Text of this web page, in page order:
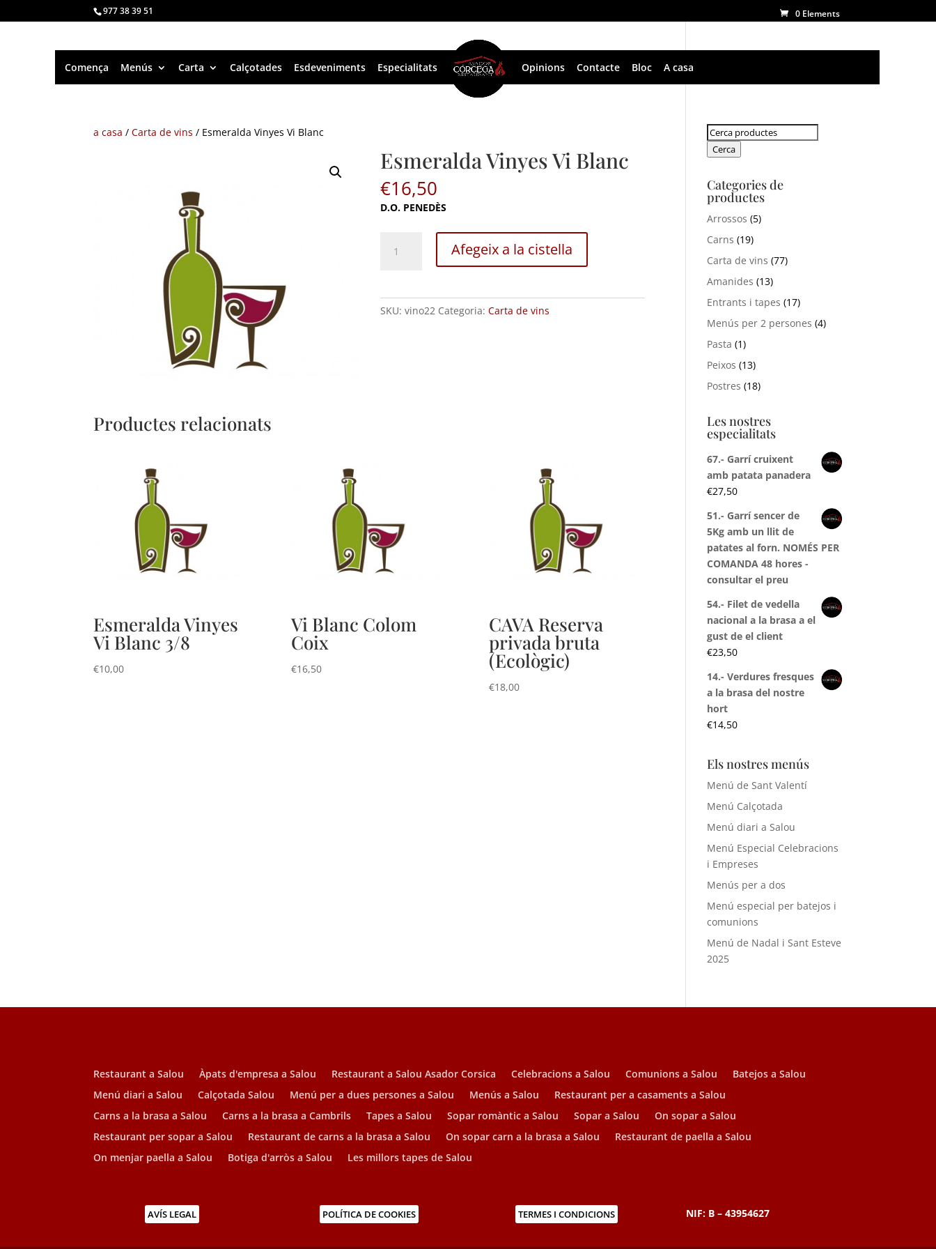
977 38 39 51 0 Elements
Comença Menús Carta Calçotades Esdeveniments Especialitats Opinions Contacte Bloc A casa
a casa /Carta de vins / Esmeralda Vinyes Vi Blanc
Esmeralda Vinyes Vi Blanc
€16,50
D.O. PENEDÈS
Vinyes
quantitat
Afegeix a la cistella
SKU:vino22 Categoria:Carta de vins
Productes relacionats
Esmeralda Vinyes
Vi Blanc 3/8
€10,00
Vi Blanc Colom
Coix
€16,50
CAVA Reserva
privada bruta
(Ecològic)
€18,00
Cerca:
Cerca
Categories de
productes
Arrossos (5)
Carns (19)
Carta de vins (77)
Amanides (13)
Entrants i tapes (17)
Menús per 2 persones (4)
Pasta (1)
Peixos (13)
Postres (18)
Les nostres
especialitats
67.- Garrí cruixent
amb patata panadera
€27,50
51.- Garrí sencer de
5Kg amb un llit de
patates al forn. NOMÉS PER
COMANDA 48 hores -
consultar el preu
54.- Filet de vedella
nacional a la brasa a el
gust de el client
€23,50
14.- Verdures fresques
a la brasa del nostre
hort
€14,50
Els nostres menús
Menú de Sant Valentí
Menú Calçotada
Menú diari a Salou
Menú Especial Celebracions
i Empreses
Menús per a dos
Menú especial per batejos i
comunions
Menú de Nadal i Sant Esteve
2025
Restaurant a Salou Àpats d'empresa a Salou Restaurant a Salou Asador Corsica Celebracions a Salou Comunions a Salou
Batejos a Salou
Menú diari a Salou
Calçotada Salou Menú per a dues persones a Salou Menús a Salou
Restaurant per a casaments a Salou
Carns a la brasa a Salou
Carns a la brasa a Cambrils Tapes a Salou Sopar romàntic a Salou Sopar a Salou
On sopar a Salou
Restaurant per sopar a Salou
Restaurant de carns a la brasa a Salou On sopar carn a la brasa a Salou
Restaurant de paella a Salou
On menjar paella a Salou
Botiga d'arròs a Salou Les millors tapes de Salou
AVÍS LEGAL POLÍTICA DE COOKIES TERMES I CONDICIONS NIF: B – 43954627